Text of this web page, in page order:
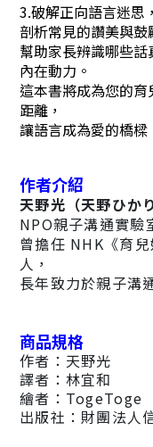
3.破解正向語言迷思
剖析常見的讚美與鼓
幫助家長辨識哪些
內在動力。
這本書將成為您的
距離，
讓語言成為愛的橋樑
作者介紹
天野光（天野ひかり
NPO親子溝通實驗
曾擔任 NHK《育
人，
長年致力於親子溝
商品規格
作者：天野光
譯者：林宜和
繪者：TogeToge
出版社：財團法人